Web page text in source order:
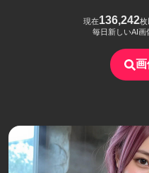
現在136,242枚
毎日新しいAI画
画